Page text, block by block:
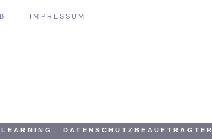
IMPRESSUM
DATENSCHUTZBEAUFTRAGTER